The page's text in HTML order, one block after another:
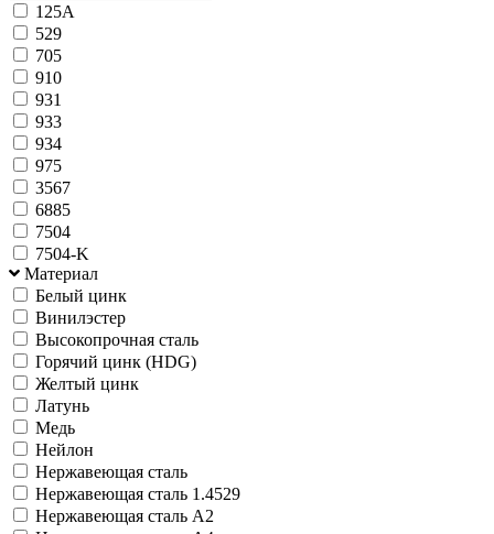
125A
529
705
910
931
933
934
975
3567
6885
7504
7504-K
Материал
Белый цинк
Винилэстер
Высокопрочная сталь
Горячий цинк (HDG)
Желтый цинк
Латунь
Медь
Нейлон
Нержавеющая сталь
Нержавеющая сталь 1.4529
Нержавеющая сталь А2